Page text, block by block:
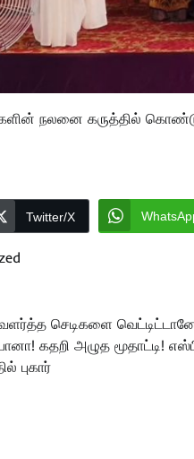
நலனை கருத்தில் கொண்டு
Twitter/X
செடிகளை
கதறி அழுத மூதாட்டி!
புகார்